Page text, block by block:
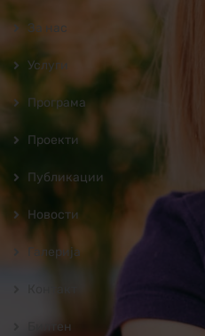
За нас
Услуги
Програмa
Проекти
Публикации
Новости
Галерија
Билтен